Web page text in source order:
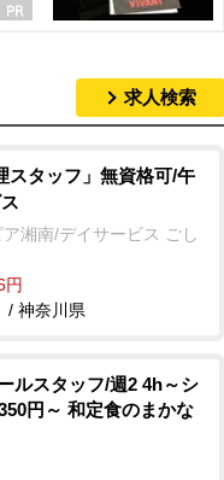
求人検索
スタッフ」無資格可/午
湘南/デイサービス ごし
円
/ 神奈川県
ルスタッフ/週2 4h～シ
円～ 和定食のまかな